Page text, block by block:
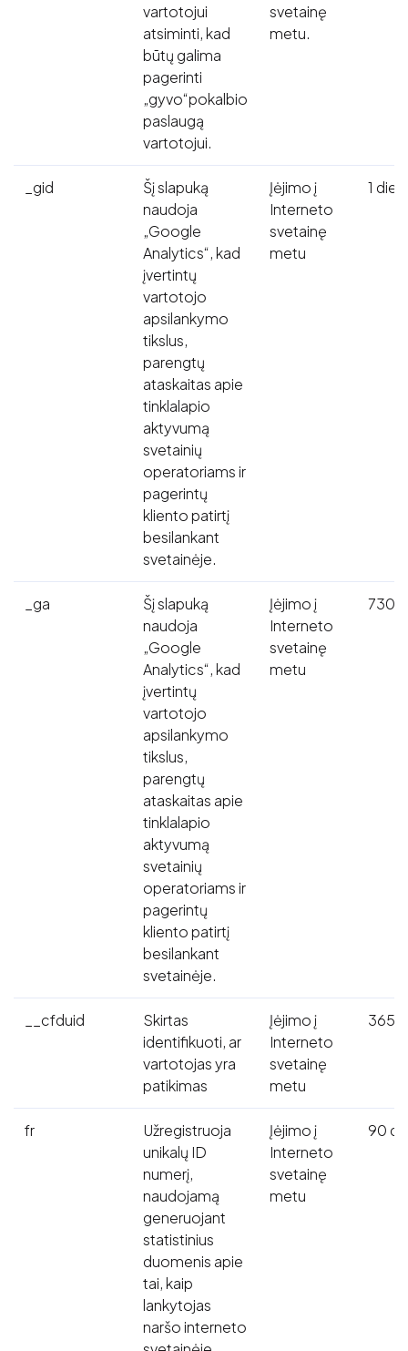
vartotojui
atsiminti, kad
būtų galima
pagerinti
„gyvo“pokalbio
paslaugą
vartotojui.
svetainę
metu.
_gid
Šį slapuką
naudoja
„Google
Analytics“, kad
įvertintų
vartotojo
apsilankymo
tikslus,
parengtų
ataskaitas apie
tinklalapio
aktyvumą
svetainių
operatoriams ir
pagerintų
kliento patirtį
besilankant
svetainėje.
Įėjimo į
Interneto
svetainę
metu
1
_ga
Šį slapuką
naudoja
„Google
Analytics“, kad
įvertintų
vartotojo
apsilankymo
tikslus,
parengtų
ataskaitas apie
tinklalapio
aktyvumą
svetainių
operatoriams ir
pagerintų
kliento patirtį
besilankant
svetainėje.
Įėjimo į
Interneto
svetainę
metu
730
__cfduid
Skirtas
identifikuoti, ar
vartotojas yra
patikimas
Įėjimo į
Interneto
svetainę
metu
365
fr
Užregistruoja
unikalų ID
numerį,
naudojamą
generuojant
statistinius
duomenis apie
tai, kaip
lankytojas
naršo interneto
Įėjimo į
Interneto
svetainę
metu
90